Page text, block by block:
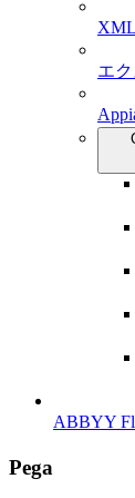
エ
ABBYY
Pega